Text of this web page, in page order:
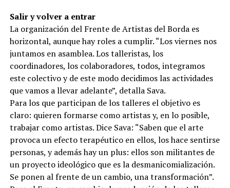
Salir y volver a entrar
La organización del Frente de Artistas del Borda es
horizontal, aunque hay roles a cumplir. “Los viernes nos
juntamos en asamblea. Los talleristas, los
coordinadores, los colaboradores, todos, integramos
este colectivo y de este modo decidimos las actividades
que vamos a llevar adelante”, detalla Sava.
Para los que participan de los talleres el objetivo es
claro: quieren formarse como artistas y, en lo posible,
trabajar como artistas. Dice Sava: “Saben que el arte
provoca un efecto terapéutico en ellos, los hace sentirse
personas, y además hay un plus: ellos son militantes de
un proyecto ideológico que es la desmanicomialización.
Se ponen al frente de un cambio, una transformación”.